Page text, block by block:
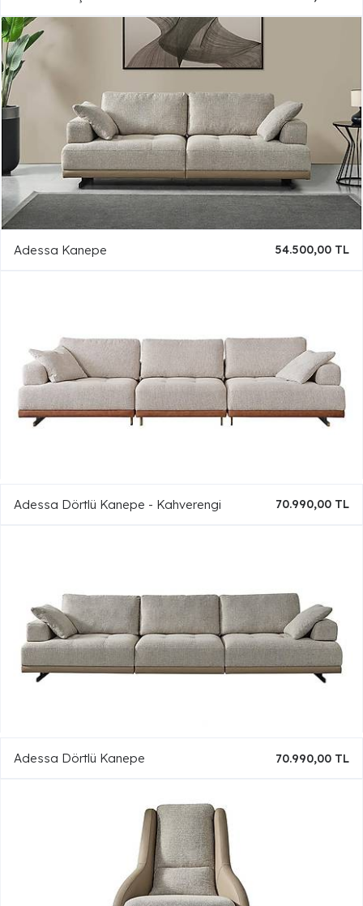
Adessa Kanepe 54.500,00 TL
Adessa Dörtlü Kanepe - Kahverengi 70.990,00 TL
Adessa Dörtlü Kanepe 70.990,00 TL